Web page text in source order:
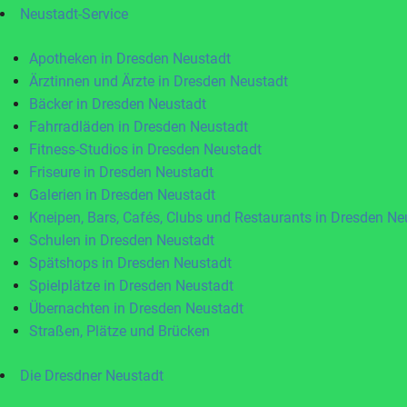
Neustadt-Service
Apotheken in Dresden Neustadt
Ärztinnen und Ärzte in Dresden Neustadt
Bäcker in Dresden Neustadt
Fahrradläden in Dresden Neustadt
Fitness-Studios in Dresden Neustadt
Friseure in Dresden Neustadt
Galerien in Dresden Neustadt
Kneipen, Bars, Cafés, Clubs und Restaurants in Dresden
Schulen in Dresden Neustadt
Spätshops in Dresden Neustadt
Spielplätze in Dresden Neustadt
Übernachten in Dresden Neustadt
Straßen, Plätze und Brücken
Die Dresdner Neustadt